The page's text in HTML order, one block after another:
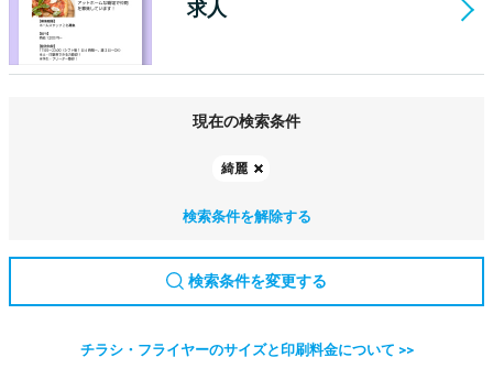
求人
現在の検索条件
綺麗
検索条件を解除する
検索条件を変更する
チラシ・フライヤーのサイズと印刷料金について >>